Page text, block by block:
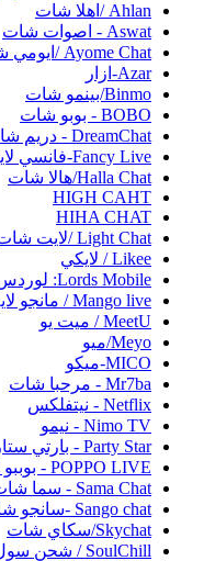
Ahlan /اهلا شات
Aswat - اصوات شات
Ayome Chat /ايومي شات
Azar-ازار
Binmo/بينمو شات
BOBO - بوبو شات
DreamChat - دريم شات
Fancy Live-فانسي لايف
Halla Chat/هالا شات
HIGH CAHT
HIHA CHAT
Light Chat /لايت شات
Likee / لايكي
Lords Mobile: لوردس موبايل
Mango live / مانجو لايف
MeetU / ميت يو
Meyo/ميو
MICO-ميكو
Mr7ba - مرحبا شات
Netflix - نيتفلكس
Nimo TV - نيمو
Party Star - بارتي ستار
POPPO LIVE - بوببو لايف
Sama Chat - سما شات
Sango chat -سانجو شات
Skychat/سكاي شات
SoulChill / شحن سول شيل